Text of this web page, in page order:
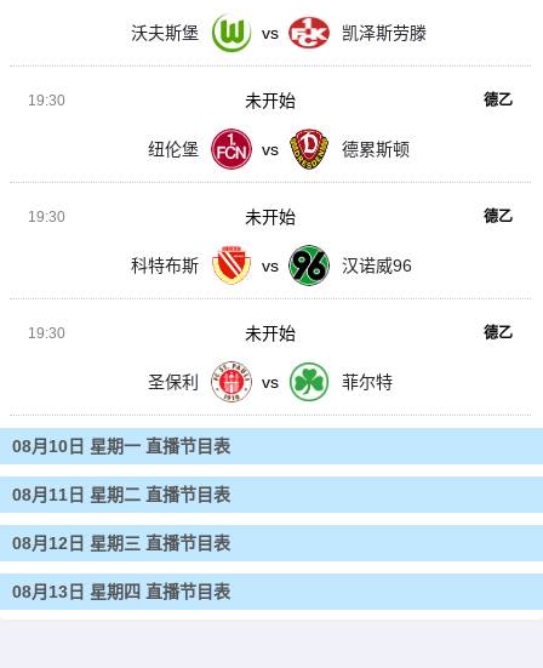
沃夫斯堡 vs 凯泽斯劳滕
19:30 德乙
纽伦堡 vs 德累斯顿
未开始
19:30 德乙
科特布斯 vs 汉诺威96
未开始
19:30 德乙
圣保利 vs 菲尔特
未开始
08月10日 星期一 直播节目表
08月11日 星期二 直播节目表
08月12日 星期三 直播节目表
08月13日 星期四 直播节目表